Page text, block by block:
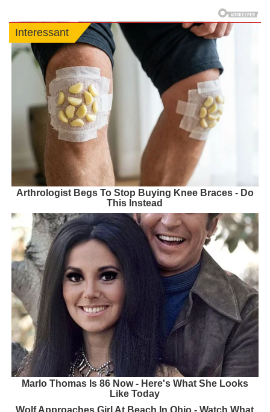
Interessant
Arthrologist Begs To Stop Buying Knee Braces - Do
This Instead
Marlo Thomas Is 86 Now - Here's What She Looks
Like Today